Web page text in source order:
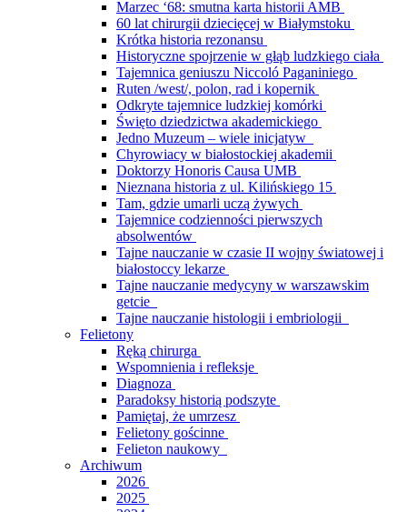
Marzec ‘68: smutna karta historii AMB
60 lat chirurgii dziecięcej w Białymstoku
Krótka historia rezonansu
Historyczne spojrzenie w głąb ludzkiego ciała
Tajemnica geniuszu Niccoló Paganiniego
Ruten /west/, polon, rad i kopernik
Odkryte tajemnice ludzkiej komórki
Święto dziedzictwa akademickiego
Jedno Muzeum – wiele inicjatyw
Chyrowiacy w białostockiej akademii
Doktorzy Honoris Causa UMB
Nieznana historia z ul. Kilińskiego 15
Tam, gdzie umarli uczą żywych
Tajemnice codzienności pierwszych
absolwentów
Tajne nauczanie w czasie II wojny światowej i
białostoccy lekarze
Tajne nauczanie medycyny w warszawskim
getcie
Tajne nauczanie histologii i embriologii
Felietony
Ręką chirurga
Wspomnienia i refleksje
Diagnoza
Paradoksy historią podszyte
Pamiętaj, że umrzesz
Felietony gościnne
Felieton naukowy
Archiwum
2026
2025